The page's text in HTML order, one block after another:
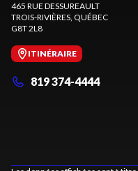
465 RUE DESSUREAULT
TROIS-RIVIÈRES, QUÉBEC
G8T 2L8
ITINÉRAIRE
819 374-4444